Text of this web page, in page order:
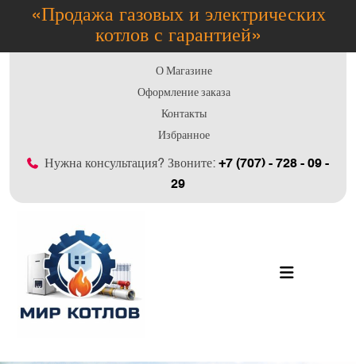
«Продажа газовых и электрических
котлов с гарантией»
О Магазине
Оформление заказа
Контакты
Избранное
Нужна консультация? Звоните: +7 (707) - 728 - 09 -
29